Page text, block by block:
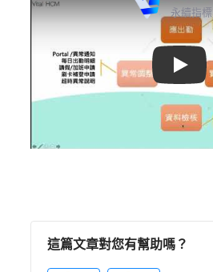
永續指
Play
這篇文章對您有幫助嗎？